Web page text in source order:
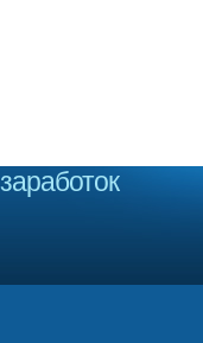
заработок